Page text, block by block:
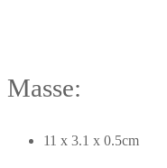
Masse:
11 x 3.1 x 0.5cm